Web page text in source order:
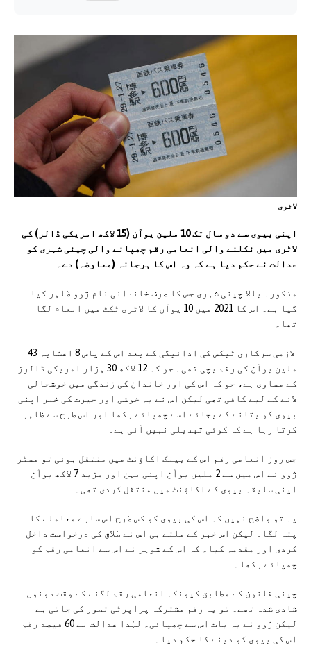
لاٹری
اپنی بیوی سے دو سال تک 10 ملین یوآن (15 لاکھ امریکی ڈالر) کی
لاٹری میں نکلنے والی انعامی رقم چھپانے والی چینی شہری کو
عدالت نے حکم دیا ہے کہ وہ اس کا ہرجانہ (معاوضہ) دے۔
مذکورہ بالا چینی شہری جس کا صرف خاندانی نام ژوو ظاہر کیا
گیا ہے۔ اس کا 2021 میں 10 یوآن کا لاٹری ٹکٹ میں انعام لگا
تھا۔
لازمی سرکاری ٹیکس کی ادائیگی کے بعد اس کے پاس 8 اعشایہ 43
ملین یوآن کی رقم بچی تھی۔ جو کہ 12 لاکھ 30 ہزار امریکی ڈالرز
کے مساوی ہے، جو کہ اس کی اور خاندان کی زندگی میں خوشحالی
لانے کے لیے کافی تھی لیکن اس نے یہ خوشی اور حیرت کی خبر اپنی
بیوی کو بتانے کے بجائے اسے چھپائے رکھا اور اس طرح سے ظاہر
کرتا رہا ہے کہ کوئی تبدیلی نہیں آئی ہے۔
جس روز انعامی رقم اس کے بینک اکاؤنٹ میں منتقل ہوئی تو مسٹر
ژوو نے اس میں سے 2 ملین یوآن اپنی بہن اور مزید 7 لاکھ یوآن
اپنی سابقہ بیوی کے اکاؤنٹ میں منتقل کردی تھی۔
یہ تو واضح نہیں کہ اس کی بیوی کو کس طرح اس سارے معاملے کا
پتہ لگا۔ لیکن اس خبر کے ملتے ہی اس نے طلاق کی درخواست داخل
کردی اور مقدمہ کیا۔ کہ اس کے شوہر نے اس سے انعامی رقم کو
چھپائے رکھا۔
چینی قانون کے مطابق کیونکہ انعامی رقم لگنے کے وقت دونوں
شادی شدہ تھے۔ تو یہ رقم مشترکہ پراپرٹی تصور کی جاتی ہے
لیکن ژوو نے یہ بات اس سے چھپائی۔ لہٰذا عدالت نے 60 فیصد رقم
اس کی بیوی کو دینے کا حکم دیا۔